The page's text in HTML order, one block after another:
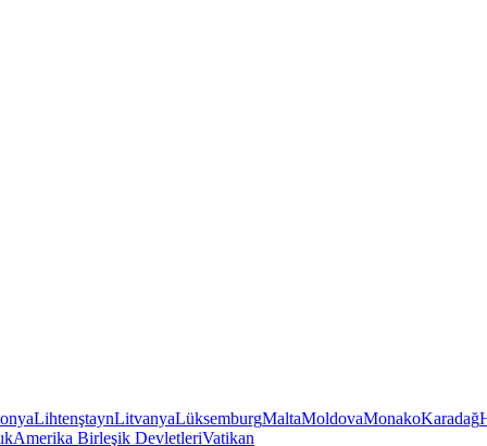
LihtenştaynLitvanyaLüksemburgMaltaMoldovaMonakoKaradağ
Amerika Birleşik DevletleriVatikan